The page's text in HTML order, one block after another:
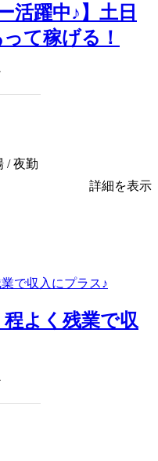
活躍中♪】土日
て稼げる！
/ 夜勤
詳細を表示
程よく残業で収